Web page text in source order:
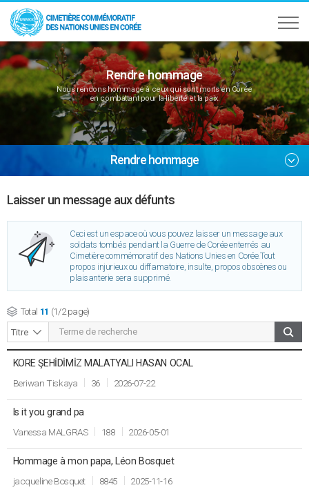
Rendre hommage
Nous rendons hommage à ceux qui sont morts en Corée
en combattant pour la liberté et la paix.
Rendre hommage
Laisser un message aux défunts
Ceci est un espace où vous pouvez laisser un message aux
soldats tombés pendant la Guerre de Corée enterrés au
Cimetière commémoratif des Nations Unies en Corée.Tout
propos injurieux ou diffamatoire, insulte, propos obscènes ou
plaisanterie sera supprimé.
Total 11 (1/2 page)
Date de
publication
KORE ŞEHİDİMİZ MALATYALI HASAN OCAL
Beriwan Tiskaya
36 2026-07-22
Is it you grand pa
Vanessa MALGRAS
188 2026-05-01
Hommage à mon papa, Léon Bosquet
jacqueline Bosquet
8845 2025-11-16